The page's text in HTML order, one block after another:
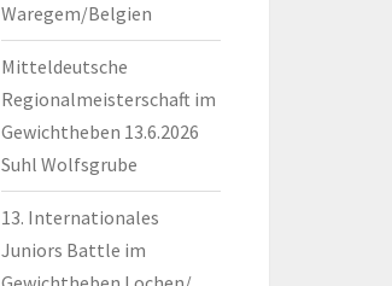
Waregem/Belgien
Mitteldeutsche
Regionalmeisterschaft im
Gewichtheben 13.6.2026
Suhl Wolfsgrube
13. Internationales
Juniors Battle im